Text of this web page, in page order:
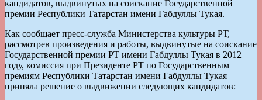
кандидатов, выдвинутых на соискание Государственной
премии Республики Татарстан имени Габдуллы Тукая.
Как сообщает пресс-служба Министерства культуры РТ,
рассмотрев произведения и работы, выдвинутые на соискание
Государственной премии РТ имени Габдуллы Тукая в 2012
году, комиссия при Президенте РТ по Государственным
премиям Республики Татарстан имени Габдуллы Тукая
приняла решение о выдвижении следующих кандидатов: